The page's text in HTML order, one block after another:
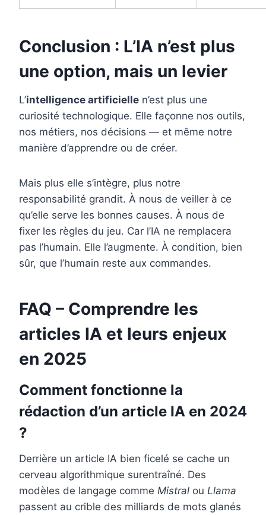
Conclusion : L’IA n’est plus
une option, mais un levier
L’intelligence artificielle n’est plus une
curiosité technologique. Elle façonne nos outils,
nos métiers, nos décisions — et même notre
manière d’apprendre ou de créer.
Mais plus elle s’intègre, plus notre
responsabilité grandit. À nous de veiller à ce
qu’elle serve les bonnes causes. À nous de
fixer les règles du jeu. Car l’IA ne remplacera
pas l’humain. Elle l’augmente. À condition, bien
sûr, que l’humain reste aux commandes.
FAQ – Comprendre les
articles IA et leurs enjeux
en 2025
Comment fonctionne la
rédaction d’un article IA en 2024
?
Derrière un article IA bien ficelé se cache un
cerveau algorithmique surentraîné. Des
modèles de langage comme Mistral ou Llama
passent au crible des milliards de mots glanés